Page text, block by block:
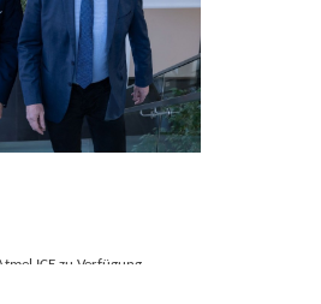
ICE zu Verfügung,